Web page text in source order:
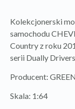
Kolekcjonerski
samochodu
Country z roku
serii Dually Drivers
Producent:
Skala: 1:64